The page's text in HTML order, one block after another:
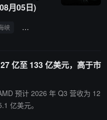
月05日)
峡 加密货币
亿至 133 亿美元，高于市
预计 2026 年 Q3 营收为 12
亿美元。